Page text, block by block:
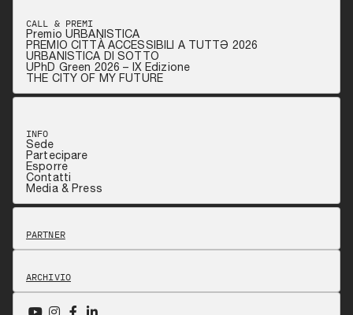
CALL & PREMI
Premio URBANISTICA
PREMIO CITTÀ ACCESSIBILI A TUTTƏ 2026
URBANISTICA DI SOTTO
UPhD Green 2026 – IX Edizione
THE CITY OF MY FUTURE
INFO
Sede
Partecipare
Esporre
Contatti
Media & Press
PARTNER
ARCHIVIO